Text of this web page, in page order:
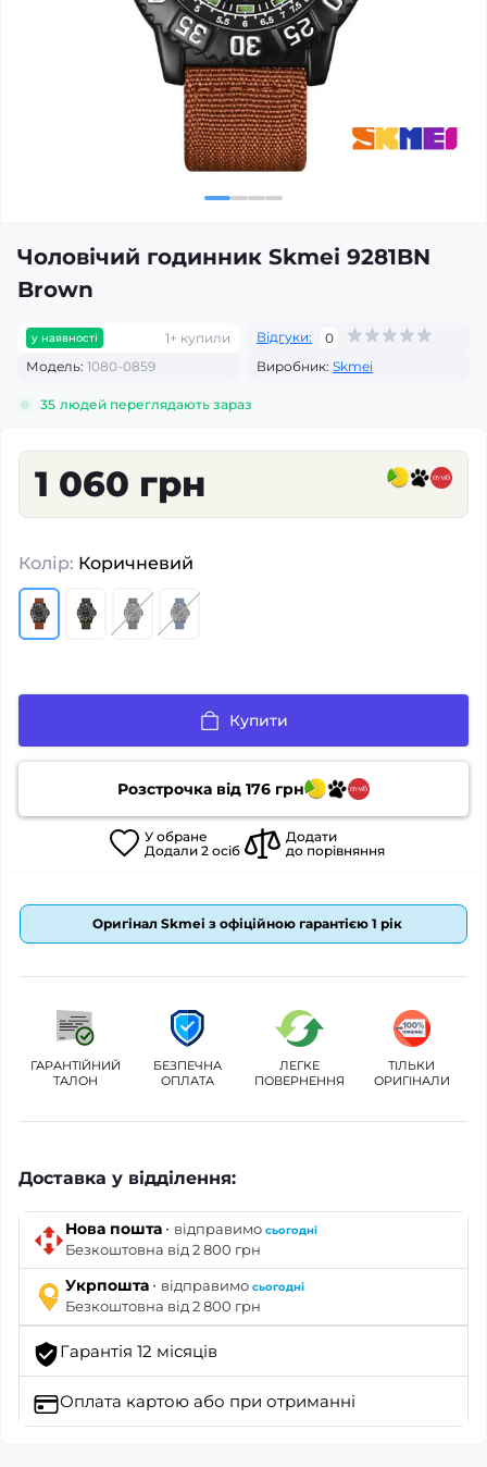
Чоловічий годинник Skmei 9281BN
Brown
у наявності 1+ купили Відгуки:
0
Модель: 1080-0859 Виробник: Skmei
35 людей переглядають зараз
1 060 грн
Колір: Коричневий
Купити
Розстрочка від 176 грн
У обране
Додали 2осіб
Додати
до порівняння
Оригінал Skmei з офіційною гарантією 1 рік
ГАРАНТІЙНИЙ
ТАЛОН
БЕЗПЕЧНА
ОПЛАТА
ЛЕГКЕ
ПОВЕРНЕННЯ
ТІЛЬКИ
ОРИГІНАЛИ
Доставка у відділення:
Нова пошта · відправимо сьогодні
Безкоштовна від 2 800 грн
Укрпошта · відправимо сьогодні
Безкоштовна від 2 800 грн
Гарантія 12 місяців
Оплата картою або при отриманні